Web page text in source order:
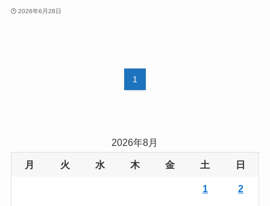
2026年6月28日
1
2026年8月
月 火 水 木 金 土 日
1 2